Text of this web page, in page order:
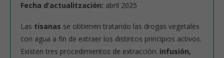
Fecha d’actualitzación: abril 2025
Las tisanas se obtienen tratando las drogas vegetales
con agua a fin de extraer los distintos principios activos.
Existen tres procedimientos de extracción: infusión,